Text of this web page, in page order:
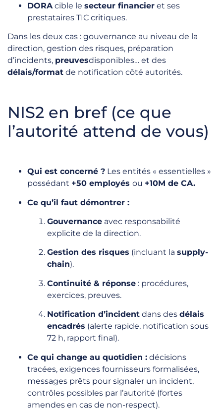
DORA cible le secteur financier et ses
prestataires TIC critiques.
Dans les deux cas : gouvernance au niveau de la
direction, gestion des risques, préparation
d’incidents, preuvesdisponibles… et des
délais/format de notification côté autorités.
NIS2 en bref (ce que
l’autorité attend de vous)
Qui est concerné ? Les entités « essentielles »
possédant +50 employés ou +10M de CA.
Ce qu’il faut démontrer :
Gouvernance avec responsabilité
explicite de la direction.
Gestion des risques (incluant la supply-
chain).
Continuité & réponse : procédures,
exercices, preuves.
Notification d’incident dans des délais
encadrés (alerte rapide, notification sous
72 h, rapport final).
Ce qui change au quotidien : décisions
tracées, exigences fournisseurs formalisées,
messages prêts pour signaler un incident,
contrôles possibles par l’autorité (fortes
amendes en cas de non-respect).